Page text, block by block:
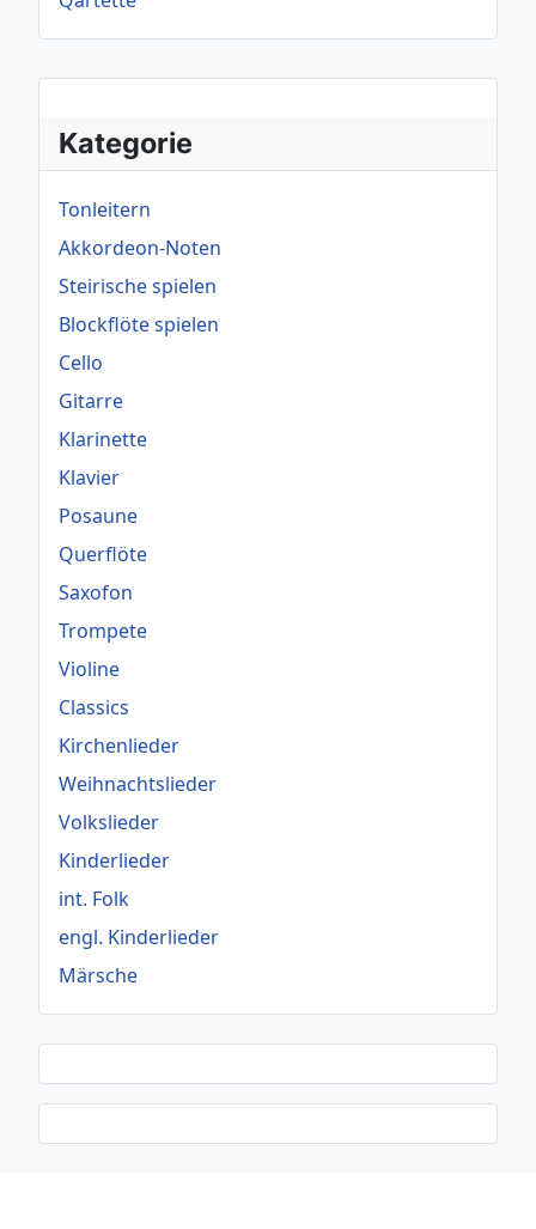
Kategorie
Tonleitern
Akkordeon-Noten
Steirische spielen
Blockflöte spielen
Cello
Gitarre
Klarinette
Klavier
Posaune
Querflöte
Saxofon
Trompete
Violine
Classics
Kirchenlieder
Weihnachtslieder
Volkslieder
Kinderlieder
int. Folk
engl. Kinderlieder
Märsche